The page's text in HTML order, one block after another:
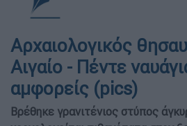
Αρχαιολογικός
Αιγαίο - Πέντε
αμφορείς (pics)
Βρέθηκε γρανιτένιος στύπος